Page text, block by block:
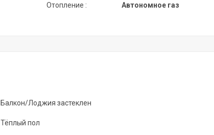
Отопление : Автономное газ
Балкон/Лоджия застеклен
Тёплый пол